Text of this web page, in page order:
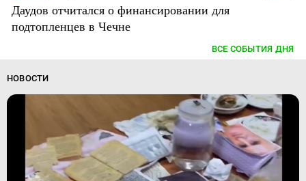
Даудов отчитался о финансировании для
подтопленцев в Чечне
ВСЕ СОБЫТИЯ ДНЯ
НОВОСТИ